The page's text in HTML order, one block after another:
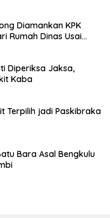
Diamankan KPK
Rumah Dinas Usai
Diperiksa Jaksa,
Kaba
Terpilih jadi Paskibraka
Bara Asal Bengkulu